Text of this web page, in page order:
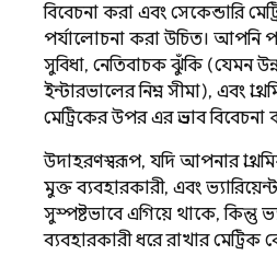
বিবেচনা করা এবং সেকেন্ডারি
পর্যালোচনা করা উচিত। আপনি
সুবিধা, নেতিবাচক ঝুঁকি (যেমন
ইন্টারভালের নিম্ন সীমা), এবং
মেট্রিকের উপর এর প্রভাব
উদাহরণস্বরূপ, যদি আপনার
মুক্ত ব্যবহারকারী, এবং
সুস্পষ্টভাবে এগিয়ে থাকে, কিন্তু
ব্যবহারকারী ধরে রাখার মেট্রিক